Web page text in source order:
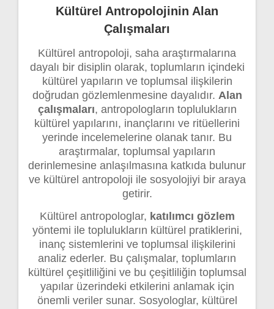
Kültürel Antropolojinin Alan
Çalışmaları
Kültürel antropoloji, saha araştırmalarına
dayalı bir disiplin olarak, toplumların içindeki
kültürel yapıların ve toplumsal ilişkilerin
doğrudan gözlemlenmesine dayalıdır. Alan
çalışmaları, antropologların toplulukların
kültürel yapılarını, inançlarını ve ritüellerini
yerinde incelemelerine olanak tanır. Bu
araştırmalar, toplumsal yapıların
derinlemesine anlaşılmasına katkıda bulunur
ve kültürel antropoloji ile sosyolojiyi bir araya
getirir.
Kültürel antropologlar, katılımcı gözlem
yöntemi ile toplulukların kültürel pratiklerini,
inanç sistemlerini ve toplumsal ilişkilerini
analiz ederler. Bu çalışmalar, toplumların
kültürel çeşitliliğini ve bu çeşitliliğin toplumsal
yapılar üzerindeki etkilerini anlamak için
önemli veriler sunar. Sosyologlar, kültürel